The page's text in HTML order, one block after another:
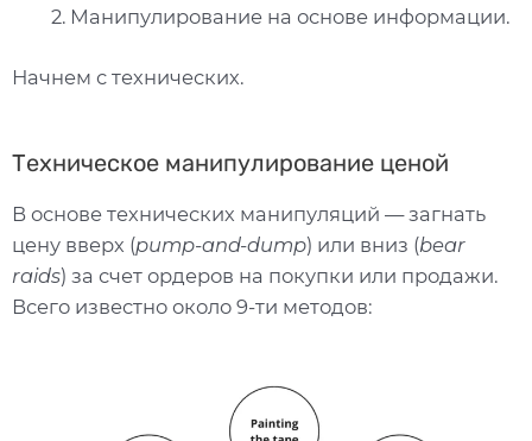
Манипулирование на основе информации.
Начнем с технических.
Техническое манипулирование ценой
В основе технических манипуляций — загнать
цену вверх (pump-and-dump) или вниз (bear
raids) за счет ордеров на покупки или продажи.
Всего известно около 9-ти методов: